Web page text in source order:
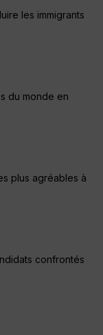
les immigrants
du monde en
plus agréables à
confrontés